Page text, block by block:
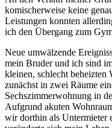
komischerweise keine
Leistungen konnten
ich den Übergang zum
Neue umwälzende
mein Bruder und ich sind
kleinen, schlecht beheizten
zunächst in zwei Räume
Sechszimmerwohnung in
Aufgrund akuten
wir dorthin als Untermieter